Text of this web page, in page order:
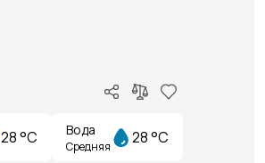
28 °C Вода
Средняя 28 °C